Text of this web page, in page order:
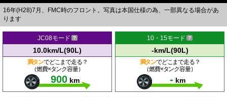
16年(H28)7月、FMC時のフロント。写真は本国仕様の為、一部異なる場合があ
ります
JC08モード
10.0km/L(90L)
満タンでどこまで走る？
（燃費×タンク容量）
900 km
10・15モード
-km/L(90L)
満タンでどこまで走る？
（燃費×タンク容量）
- km